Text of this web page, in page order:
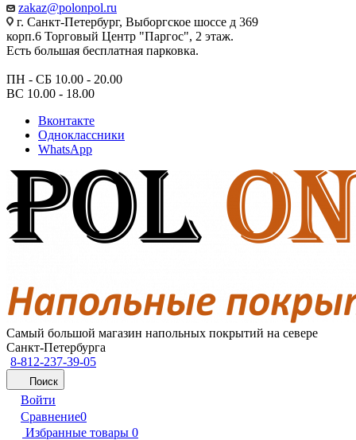
zakaz@polonpol.ru
г. Санкт-Петербург, Выборгское шоссе д 369
корп.6 Торговый Центр "Паргос", 2 этаж.
Есть большая бесплатная парковка.
ПН - СБ 10.00 - 20.00
ВС 10.00 - 18.00
Вконтакте
Одноклассники
WhatsApp
Самый большой магазин напольных покрытий на севере
Санкт-Петербурга
8-812-237-39-05
Поиск
Войти
Сравнение0
Избранные товары 0